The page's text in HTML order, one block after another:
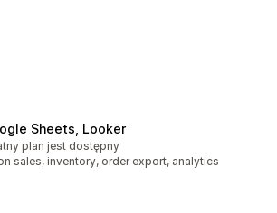
Sheets, Looker
5
plan jest dostępny
sales, inventory, order export, analytics